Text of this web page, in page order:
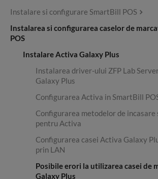
Instalare si configurare SmartBill POS
Instalarea si configurarea caselor de
POS
Instalare Activa Galaxy Plus
Instalarea driver-ului ZFP Lab
Galaxy Plus
Configurarea Activa in SmartBill
Configurarea metodelor de incasare
pentru Activa
Configurarea casei Activa Galaxy
prin LAN
Posibile erori la utilizarea casei de
Galaxy Plus